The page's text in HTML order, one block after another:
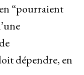
“pourraient
dépendre, en